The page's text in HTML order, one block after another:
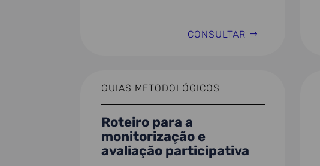
CONSULTAR
GUIAS METODOLÓGICOS
Roteiro para a
monitorização e
avaliação participativa